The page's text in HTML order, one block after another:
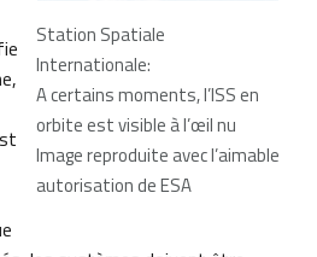
Station Spatiale
Internationale:
A certains moments, l’ISS en
orbite est visible à l’œil nu
Image reproduite avec l’aimable
autorisation de ESA